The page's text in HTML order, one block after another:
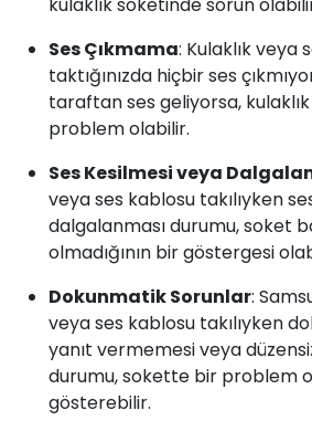
Ses Çıkmama: Kulaklık veya
taktığınızda hiçbir ses
taraftan ses geliyorsa,
problem olabilir.
Ses Kesilmesi veya
veya ses kablosu takılıyken
dalgalanması durumu, soket
olmadığının bir göstergesi
Dokunmatik Sorunlar:
veya ses kablosu takılıyken
yanıt vermemesi veya
durumu, sokette bir problem
gösterebilir.